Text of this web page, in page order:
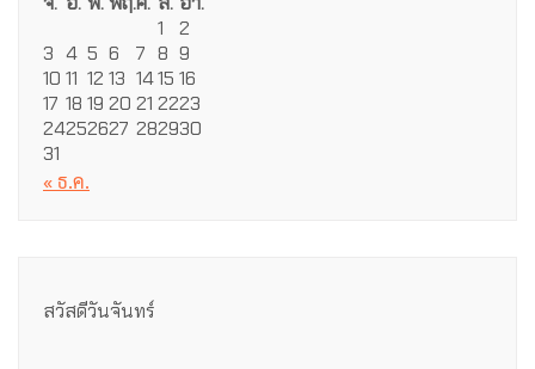
1
2
3 4 5 6 7 8 9
10 11 12 13 1415 16
17 18 19 20 21 2223
24252627 282930
31
« ธ.ค.
สวัสดีวันจันทร์